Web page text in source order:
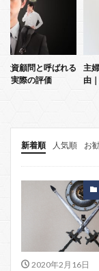
資顧問と呼ばれる
と実際の評価
主
由
新着順 人気順
お
2020年2月16日